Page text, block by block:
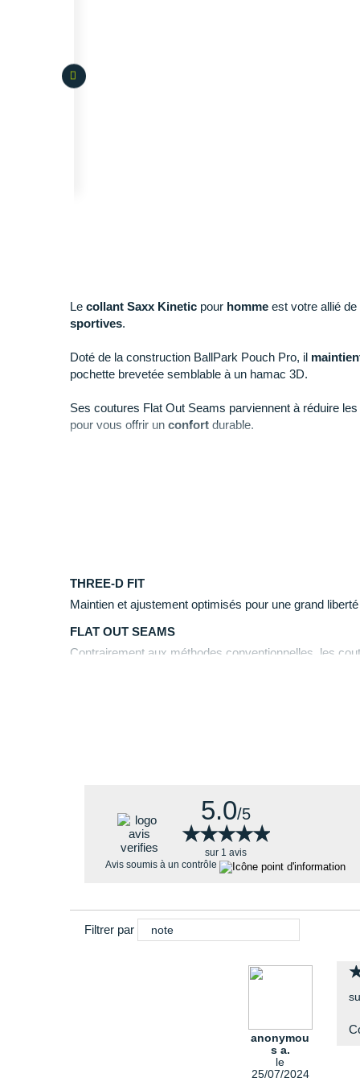
Le collant Saxx Kinetic pour homme est votre allié
sportives.
Doté de la construction BallPark Pouch Pro, il
pochette brevetée semblable à un hamac 3D.
Ses coutures Flat Out Seams parviennent à réduire
pour vous offrir un confort durable.
THREE-D FIT
Maintien et ajustement optimisés pour une grand
FLAT OUT SEAMS
Contrairement aux méthodes conventionnelles, les
5.0/5
★★★★★
★★★★★
sur 1 avis
Avis soumis à un contrôle
Filtrer par note
anonymou
s a.
le
25/07/2024